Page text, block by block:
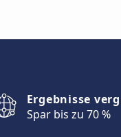
Ergebnisse
Spar bis zu 70 %